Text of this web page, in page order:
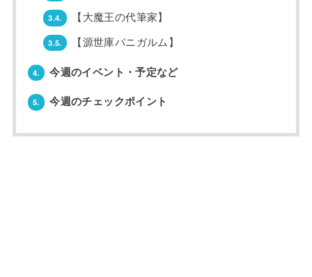
3.4. 【大魔王の代筆家】
3.5. 【源世庫パニガルム】
4. 今週のイベント・予定など
5. 今週のチェックポイント